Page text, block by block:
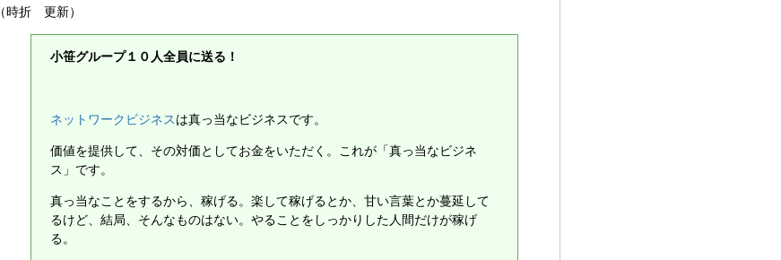
（時折 更新）
小笹グループ１０人全員に送る！
ネットワークビジネスは真っ当なビジネスです。
価値を提供して、その対価としてお金をいただく。これが「真っ当なビジネ
ス」です。
真っ当なことをするから、稼げる。楽して稼げるとか、甘い言葉とか蔓延して
るけど、結局、そんなものはない。やることをしっかりした人間だけが稼げ
る。